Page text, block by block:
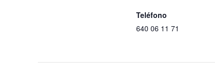
Teléfono
640 06 11 71